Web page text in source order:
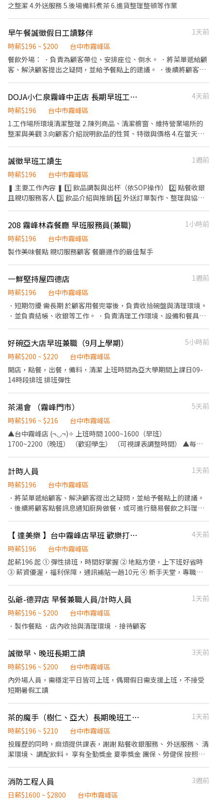
▼══════ ✅【休假制度】周休二日 ✅【職缺優點】免經驗可.
保.團保.特休.勞退 ✅【發薪日期】每月12號 - ❤️請先按 【 我 要 應
徵 】 投遞履歷➡快速接洽面試 - ╔~~♥~~♥~~⭐️【 應徵方式 】
⭐️~~♥~~♥~~╗ ↓↓找嘉嘉 工作攏低嘉↓↓ ☎️連絡電
話:0933670253 ☎️加賴詢問:@927wcdri 陳嘉嘉 ➡️火速找嘉嘉
https://lin.ee/Y30dLdb ╚~~♥~~♥~~⭐️【 快速找工作 】
⭐️~~♥~~♥~~╝
之整潔 4.外送服務 5.後場備料煮茶 6.進貨整理整頓等作業
早午餐誠徵假日工讀夥伴
1天前
時薪$196 ~ $200
台中市霧峰區
餐飲外場： ．負責為顧客帶位、安排座位、倒水。 ．將菜單遞給顧
客、解決顧客提出之疑問，並給予餐點上的建議。 ．後續將顧客點
負責結帳、收銀等工作。 餐飲內場： ．擔任廚師的助手，處理烹飪
前與烹飪中之準備工作與其他餐廳相關事務。 ．負責洗、剝、削、
切各種食材。 ．負責清理工作環境、設備和餐具。 ．準備不同餐點
所需要的食材。 ．協助測量食材的容量與重量。 ．負責擺盤、打包
DOJA小仁泉霧峰中正店 長期早班工讀（請來店洽詢）
4天前
時薪$196
台中市霧峰區
1.工作場所環境清潔整理 2.陳列商品、清潔櫥窗、維持營業場所的
整潔與美觀 3.向顧客介紹說明飲品的性質、特徵與價格 4.在當天結
天（假日需排班） 工作內容單純容易上手 需親切開朗不怕生、認真
負責 可以主動來店投遞履歷！
誠徵早班工讀生
1週前
時薪$196
台中市霧峰區
❚ 主要工作內容 ❚ 1️⃣ 飲品調製與出杯（依SOP操作） 2️⃣ 點餐收銀
且親切服務客人 3️⃣ 飲品介紹與推銷 4️⃣ 外送訂單製作、整理與協助
協助推廣 🔟 完成主管交辦 💰 薪資待遇 時薪 $196（依能力調整）
⚠️❚ 重要提醒 ❚ 🔸️ 對餐飲服務有高度熱忱 🔸 有相關工作經驗者佳
（無亦可） 🔸 細心、負責任、動作俐落 🔸 具備良好服務態度與耐
208 霧峰林森餐廳 早班服務員(兼職)
1小時前
時薪$196
台中市霧峰區
製作美味餐點 親切服務顧客 餐廳運作的最佳幫手
一鮮堅持屋四德店
1週前
時薪$196
台中市霧峰區
．短期勿擾 需長期 於顧客用餐完畢後，負責收拾碗盤與清理環境。
．並負責結帳、收銀等工作。 ．負責清理工作環境、設備和餐具。
好碗亞大店早班兼職（9月上學期）
5小時前
時薪$200 ~ $220
台中市霧峰區
開店，點餐，出餐，備料，清潔 上班時間為亞大學期間上課日09-
14時段排班 排班彈性
茶湯會 （霧峰門市）
5天前
時薪$196 ~ $216
台中市霧峰區
▲台中霧峰店 (¬◡¬)✧ 上班時間 1000~1600（早班）
1700~2200（晚班） （歡迎學生） （可視課表調整時間） ▲每日
計時人員
1天前
時薪$196
台中市霧峰區
．將菜單遞給顧客、解決顧客提出之疑問，並給予餐點上的建議。
．後續將顧客點餐訊息通知廚房做餐，或可進行簡易餐飲之料理，
所需要的食材。 ．協助測量食材的容量與重量。 ．負責擺盤、打包
外帶服務。
【 達美樂 】台中霧峰店早班 歡樂打工 Let's Go
4天前
時薪$196
台中市霧峰區
起薪196 起 ① 彈性排班，時間好掌握 ② 地點方便，上下班好省時
③ 薪資優渥，福利保障，通訊補貼一趟10元 ④ 新手天堂，專職專
弘爺-德羿店 早餐兼職人員/計時人員
1天前
時薪$196 ~ $200
台中市霧峰區
．製作餐點 ．店內收拾與清理環境 ．接待顧客
誠徵早、晚班長期工讀
3天前
時薪$196 ~ $200
台中市霧峰區
內外場人員，需穩定平日皆可上班，偶爾假日需支援上班，不接受
短期暑假工讀
茶的魔手（樹仁、亞大）長期晚班工讀生，需有駕照
1天前
時薪$196 ~ $210
台中市霧峰區
投履歷的同時，麻煩提供課表，謝謝 點餐收銀服務、 外送服務、 清
潔環境、 調配飲料。 享有全勤獎金 夏季獎金 團保、勞健保 按照課
消防工程人員
3週前
日薪$1600 ~ $2800
台中市霧峰區